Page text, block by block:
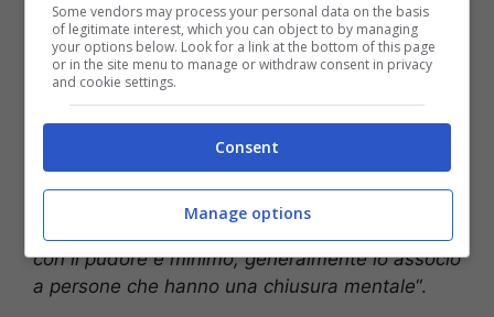
La ragazza vive con serenità il suo orientamento sessuale
(Getty Images)
Lo scorso marzo la ragazza aveva svelato
alCorriere della Serail suo orientamento: “Sono
bisessuale. Scelgo, in base a come mi sento, di
avere un tipo di portamento. Vivo la cosa con
normalità, senza che debba aderire a
determinati gruppi o movimenti. Il mio rapporto
con il pudore è minimo, generalmente lo associo
a persone che hanno una chiusura mentale“.
Some vendors may process your personal data on the basis
of legitimate interest, which you can object to by managing
your options below. Look for a link at the bottom of this page
or in the site menu to manage or withdraw consent in privacy
and cookie settings.
Consent
Manage options